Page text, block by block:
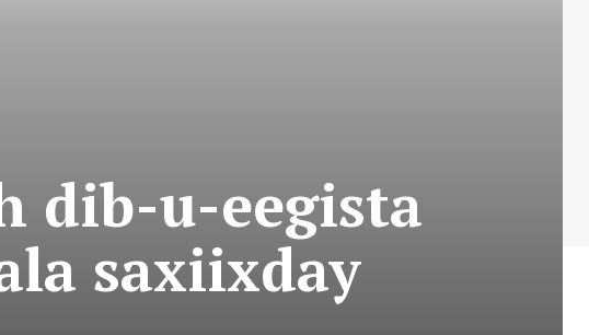
dib-u-eegista
saxiixday